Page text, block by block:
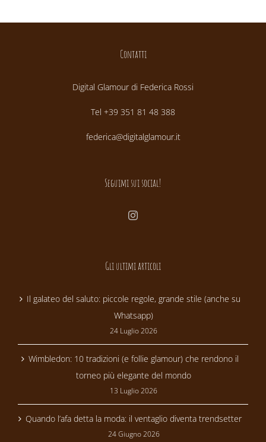
Contatti
Digital Glamour di Federica Rossi
Tel +39 351 81 48 388
federica@digitalglamour.it
Seguimi sui social!
Gli ultimi articoli
Il galateo del saluto: piccole regole, grande stile (anche su
Whatsapp)
24 Luglio 2026
Wimbledon: 10 tradizioni (e follie glamour) che rendono il
torneo più elegante del mondo
13 Luglio 2026
Quando l’afa detta la moda: il ventaglio diventa trendsetter
24 Giugno 2026